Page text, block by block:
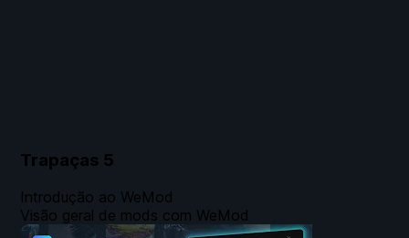
Trapaças 5
Introdução ao WeMod
Visão geral de mods com WeMod